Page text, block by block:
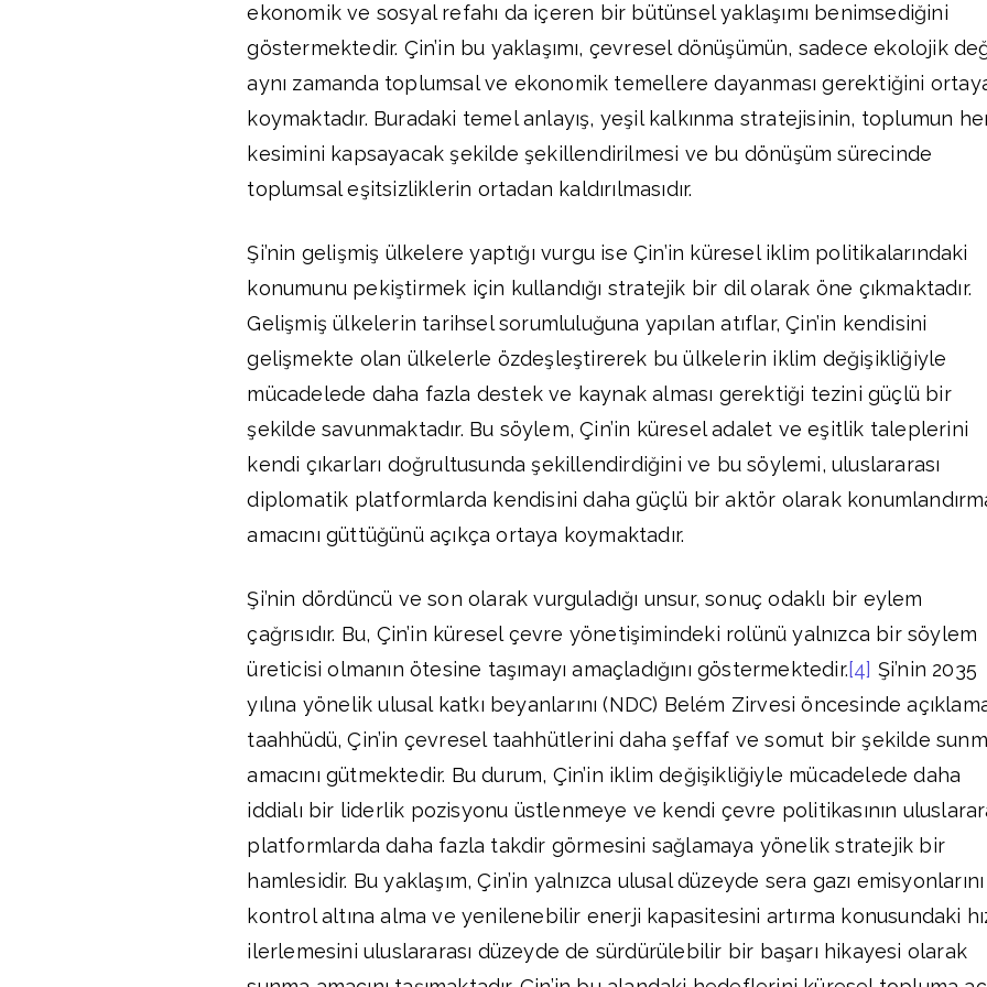
ekonomik ve sosyal refahı da içeren bir bütünsel yaklaşımı benimsediğini
göstermektedir. Çin’in bu yaklaşımı, çevresel dönüşümün, sadece ekolojik
aynı zamanda toplumsal ve ekonomik temellere dayanması gerektiğini
koymaktadır. Buradaki temel anlayış, yeşil kalkınma stratejisinin, toplumun
kesimini kapsayacak şekilde şekillendirilmesi ve bu dönüşüm sürecinde
toplumsal eşitsizliklerin ortadan kaldırılmasıdır.
Şi’nin gelişmiş ülkelere yaptığı vurgu ise Çin’in küresel iklim politikalarındaki
konumunu pekiştirmek için kullandığı stratejik bir dil olarak öne çıkmaktadır.
Gelişmiş ülkelerin tarihsel sorumluluğuna yapılan atıflar, Çin’in kendisini
gelişmekte olan ülkelerle özdeşleştirerek bu ülkelerin iklim değişikliğiyle
mücadelede daha fazla destek ve kaynak alması gerektiği tezini güçlü bir
şekilde savunmaktadır. Bu söylem, Çin’in küresel adalet ve eşitlik taleplerini
kendi çıkarları doğrultusunda şekillendirdiğini ve bu söylemi, uluslararası
diplomatik platformlarda kendisini daha güçlü bir aktör olarak
amacını güttüğünü açıkça ortaya koymaktadır.
Şi’nin dördüncü ve son olarak vurguladığı unsur, sonuç odaklı bir eylem
çağrısıdır. Bu, Çin’in küresel çevre yönetişimindeki rolünü yalnızca bir söylem
üreticisi olmanın ötesine taşımayı amaçladığını göstermektedir.[4] Şi’nin 2035
yılına yönelik ulusal katkı beyanlarını (NDC) Belém Zirvesi öncesinde
taahhüdü, Çin’in çevresel taahhütlerini daha şeffaf ve somut bir şekilde
amacını gütmektedir. Bu durum, Çin’in iklim değişikliğiyle mücadelede daha
iddialı bir liderlik pozisyonu üstlenmeye ve kendi çevre politikasının
platformlarda daha fazla takdir görmesini sağlamaya yönelik stratejik bir
hamlesidir. Bu yaklaşım, Çin’in yalnızca ulusal düzeyde sera gazı emisyonlarını
kontrol altına alma ve yenilenebilir enerji kapasitesini artırma konusundaki
ilerlemesini uluslararası düzeyde de sürdürülebilir bir başarı hikayesi olarak